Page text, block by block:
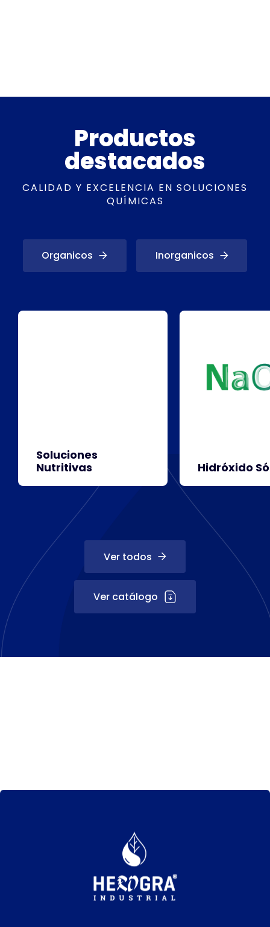
Productos
destacados
CALIDAD Y EXCELENCIA EN SOLUCIONES
QUÍMICAS
Organicos Inorganicos
Soluciones
Nutritivas
Hidróxido
Ver todos
Ver catálogo